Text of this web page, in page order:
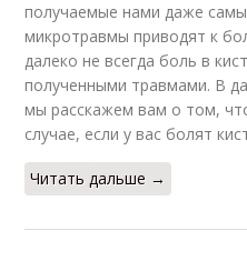
получаемые нами даже
микротравмы приводят к
далеко не всегда боль в
полученными травмами. В
мы расскажем вам о том,
случае, если у вас болят
Читать дальше →